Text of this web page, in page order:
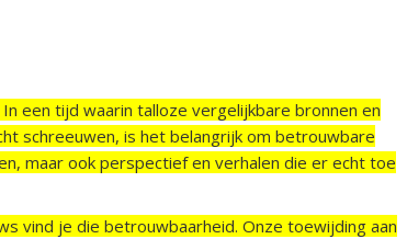
een tijd waarin talloze vergelijkbare bronnen en
schreeuwen, is het belangrijk om betrouwbare
maar ook perspectief en verhalen die er echt toe
vind je die betrouwbaarheid. Onze toewijding aan